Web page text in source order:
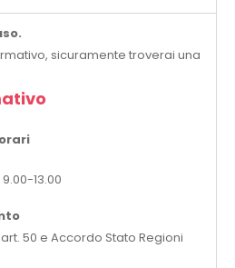
sicuramente troverai una
9.00-13.00
art. 50 e Accordo Stato Regioni